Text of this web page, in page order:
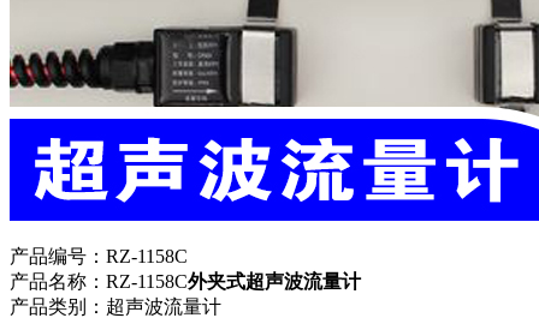
产品编号：RZ-1158C
产品名称：RZ-1158C外夹式超声波流量计
产品类别：超声波流量计